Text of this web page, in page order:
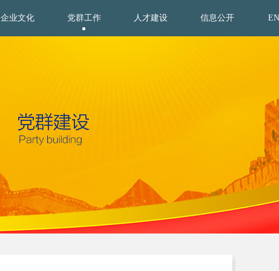
企业文化 党群工作 人才建设 信息公开 EN